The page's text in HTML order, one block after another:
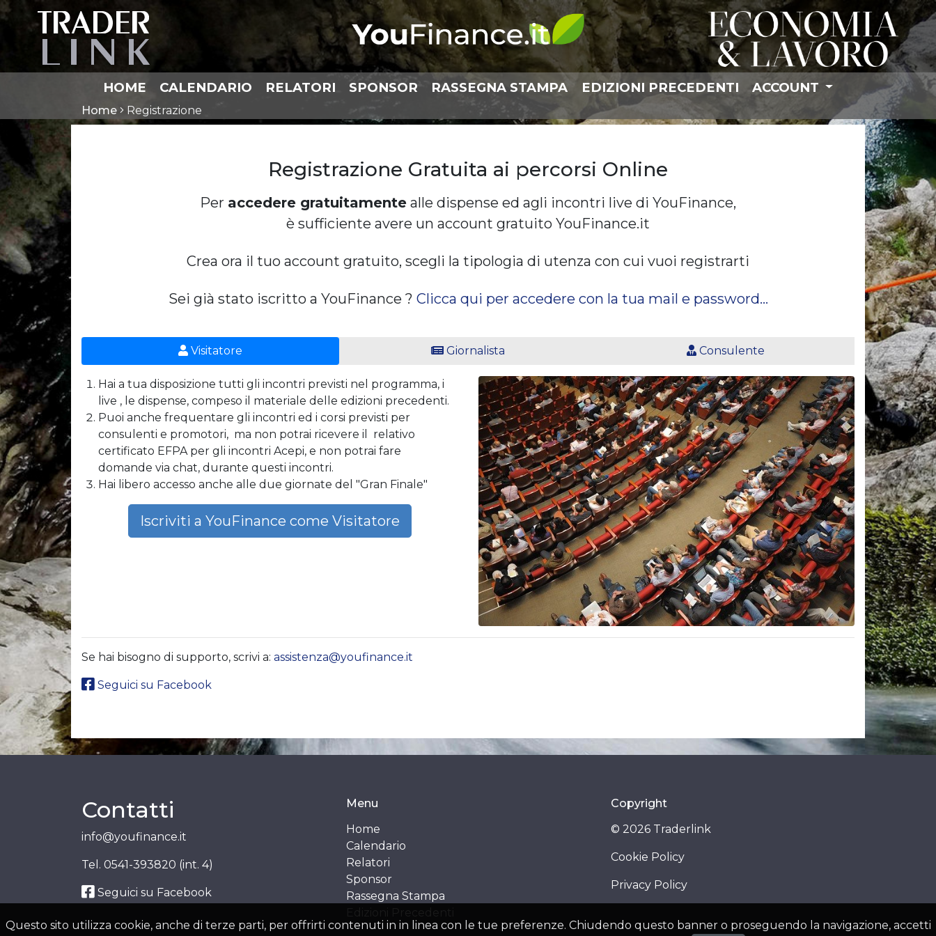
HOME CALENDARIO RELATORI SPONSOR RASSEGNA STAMPA EDIZIONI PRECEDENTI ACCOUNT
Home Registrazione
Registrazione Gratuita ai percorsi Online
Per accedere gratuitamente alle dispense ed agli incontri live di YouFinance,
è sufficiente avere un account gratuito YouFinance.it
Crea ora il tuo account gratuito, scegli la tipologia di utenza con cui vuoi registrarti
Sei già stato iscritto a YouFinance ? Clicca qui per accedere con la tua mail e password...
Visitatore Giornalista Consulente
Hai a tua disposizione tutti gli incontri previsti nel programma, i
live , le dispense, compeso il materiale delle edizioni precedenti.
Puoi anche frequentare gli incontri ed i corsi previsti per
consulenti e promotori, ma non potrai ricevere il relativo
certificato EFPA per gli incontri Acepi, e non potrai fare
domande via chat, durante questi incontri.
Hai libero accesso anche alle due giornate del "Gran Finale"
Iscriviti a YouFinance come Visitatore
Se hai bisogno di supporto, scrivi a: assistenza@youfinance.it
Seguici su Facebook
Contatti
info@youfinance.it
Tel. 0541-393820 (int. 4)
Seguici su Facebook
Menu
Home
Calendario
Relatori
Sponsor
Rassegna Stampa
Copyright
© 2026 Traderlink
Cookie Policy
Privacy Policy
Questo sito utilizza cookie, anche di terze parti, per offrirti contenuti in in linea con le tue preferenze. Chiudendo questo banner o proseguendo la navigazione, accetti